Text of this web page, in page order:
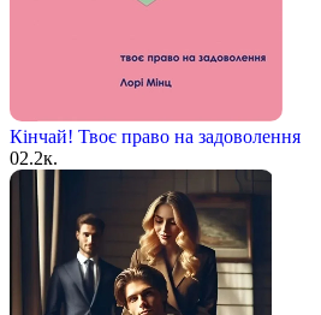
Кінчай! Твоє право на задоволення
02.2к.